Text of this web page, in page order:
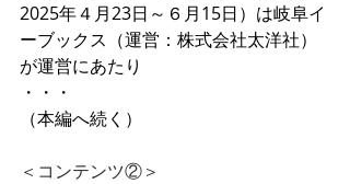
2025年４月23日～６月15日）は岐阜イ
ーブックス（運営：株式会社太洋社）
が運営にあたり
・・・
（本編へ続く）
＜コンテンツ②＞